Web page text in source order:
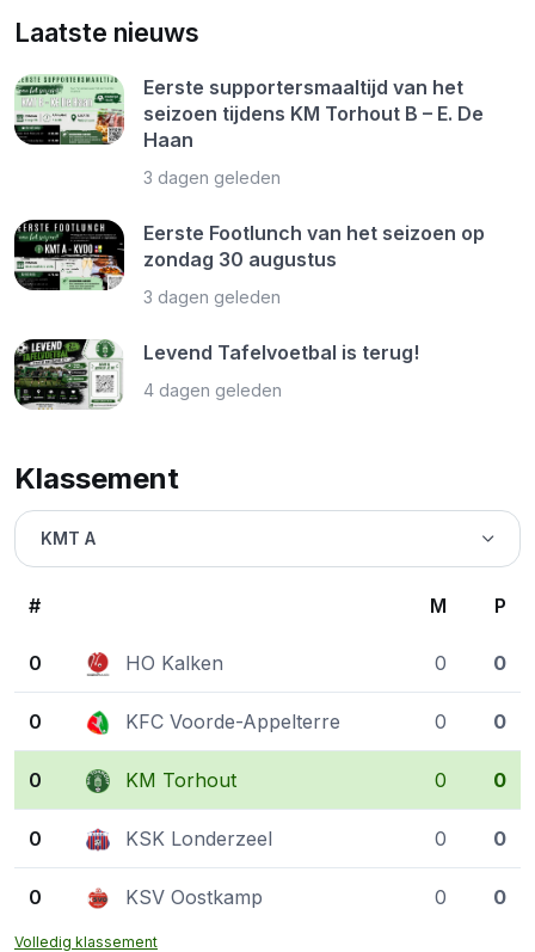
Laatste nieuws
Eerste supportersmaaltijd van het
seizoen tijdens KM Torhout B – E. De
Haan
3 dagen geleden
Eerste Footlunch van het seizoen op
zondag 30 augustus
3 dagen geleden
Levend Tafelvoetbal is terug!
4 dagen geleden
Klassement
KMT A
# M P
0 HO Kalken 0 0
0 KFC Voorde-Appelterre 0 0
0 KM Torhout 0 0
0 KSK Londerzeel 0 0
0 KSV Oostkamp 0 0
Volledig klassement